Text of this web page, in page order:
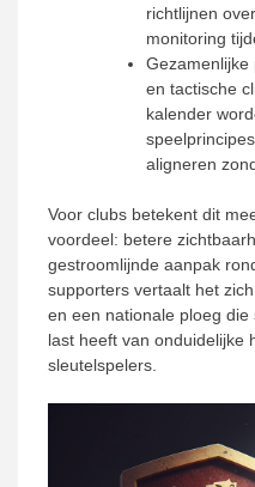
richtlijnen
monitoring
Gezamenlijke
en tactische
kalender
aligneren
Voor clubs betekent dit
voordeel: betere
gestroomlijnde aanpak
supporters vertaalt het
en een nationale ploeg
last heeft van onduidelijke
sleutelspelers.